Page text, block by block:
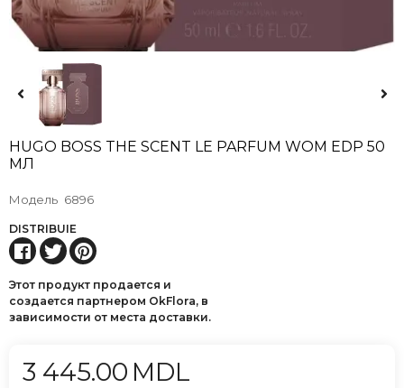
HUGO BOSS THE SCENT LE PARFUM WOM EDP 50
MЛ
Модель 6896
DISTRIBUIE
Этот продукт продается и
создается партнером OkFlora, в
зависимости от места доставки.
3 445.00 MDL